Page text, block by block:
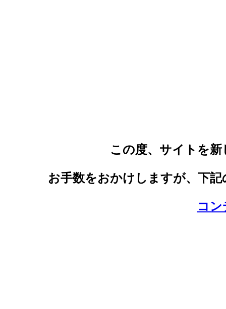
この度、サイトを
お手数をおかけしますが、下
コン